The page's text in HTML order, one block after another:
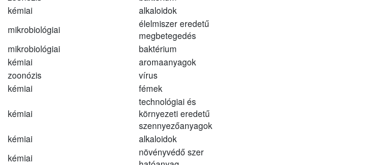
kémiai
alkaloidok
mikrobiológiai
élelmiszer eredetű
megbetegedés
mikrobiológiai
baktérium
kémiai
aromaanyagok
zoonózis
vírus
kémiai fémek
kémiai
technológiai és
környezeti eredetű
szennyezőanyagok
kémiai
alkaloidok
kémiai
növényvédő szer